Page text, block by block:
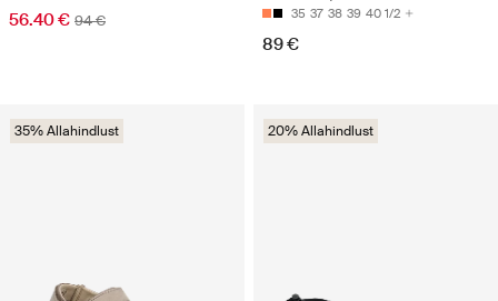
56.40 € 94 € 35 37 38 39 40 1/2
89 €
35% Allahindlust 20% Allahindlust